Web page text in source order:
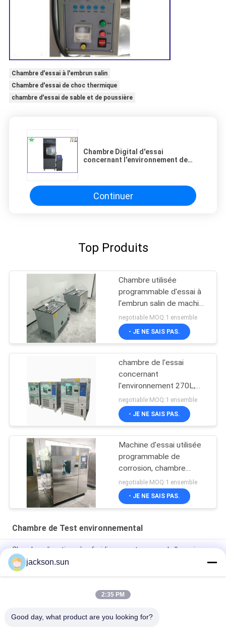
Chambre d'essai à l'embrun salin
Chambre d'essai de choc thermique
chambre d'essai de sable et de poussière
Chambre Digital d'essai
concernant l'environnement de
Continuer
Top Produits
Chambre utilisée
programmable d'essai à
l'embrun salin de machine
d'essai de corrosion
negotiable MOQ:1 ensemble
- JE NE SAIS PAS.
chambre de l'essai
concernant
l'environnement 270L,
chambre de jet de sel
pour l'essai de corrosion
negotiable MOQ:1 ensemble
- JE NE SAIS PAS.
Machine d'essai utilisée
programmable de
corrosion, chambre
d'essai à l'embrun salin
d'AC220V
negotiable MOQ:1 ensemble
- JE NE SAIS PAS.
Chambre de Test environnemental
Chambre climatique à refroidissement par eau de l'essai
concernant l'environnement 50HZ
Chambre d'essai concernant l'environnement de l'ajustement
jackson.sun
2:35 PM
Good day, what product are you looking for?